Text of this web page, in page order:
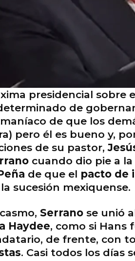
presidencial
de
de que los
pero él es bueno y,
de su pastor,
cuando dio pie a
de que el pacto de
sucesión mexiquense.
Serrano se unió
Haydee, como si Hans
de frente, con
. Casi todos los días